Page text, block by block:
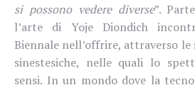
si possono vedere diverse”.
l’arte di Yoje Diondich
Biennale nell’offrire, attraverso le
sinestesiche, nelle quali lo
sensi. In un mondo dove la